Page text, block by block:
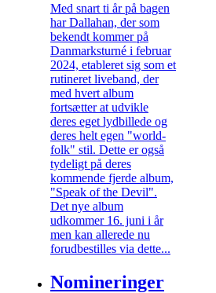
Med snart ti år på bagen
har Dallahan, der som
bekendt kommer på
Danmarksturné i februar
2024, etableret sig som et
rutineret liveband, der
med hvert album
fortsætter at udvikle
deres eget lydbillede og
deres helt egen "world-
folk" stil. Dette er også
tydeligt på deres
kommende fjerde album,
"Speak of the Devil".
Det nye album
udkommer 16. juni i år
men kan allerede nu
forudbestilles via dette...
Nomineringer